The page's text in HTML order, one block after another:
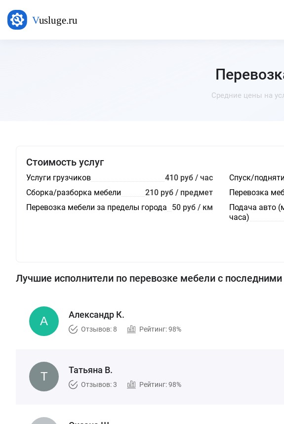
Средние цены на
Стоимость услуг
Услуги грузчиков 410 руб / час Спуск/
Сборка/разборка мебели
210 руб / предмет Перевозка
Перевозка мебели за пределы города
50 руб / км
Подача авто
часа)
Лучшие исполнители по перевозке мебели с
Александр К.
Отзывов: 8 Рейтинг: 98%
Татьяна В.
Отзывов: 3 Рейтинг: 98%